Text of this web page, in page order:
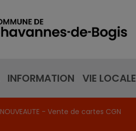
INFORMATION VIE LOCALE
NOUVEAUTE - Vente de cartes CGN